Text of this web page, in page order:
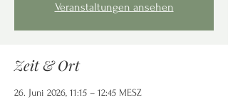
Veranstaltungen ansehen
Zeit & Ort
26. Juni 2026, 11:15 – 12:45 MESZ